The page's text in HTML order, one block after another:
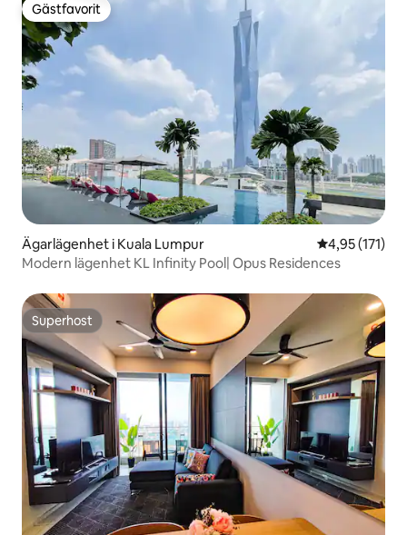
Gästfavorit
Gästfavorit
Ägarlägenhet i Kuala Lumpur 4,95 av 5 i
4,95 (171)
Modern lägenhet KL Infinity Pool| Opus Residences
Superhost
Superhost